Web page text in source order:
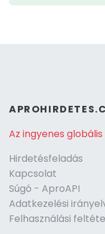
Az ingyenes
Hirdetésfeladás
Kapcsolat
Súgó - AproAPI
Adatkezelési
Felhasználási